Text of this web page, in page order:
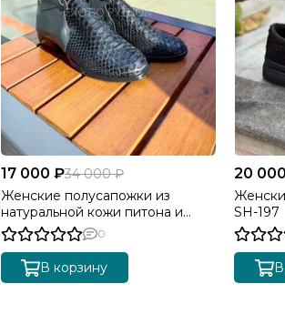
17 000 ₽34 000 ₽
Женские полусапожки из
натуральной кожи питона и
ягнёнка SH-1980
В корзину
20
SH-197
В